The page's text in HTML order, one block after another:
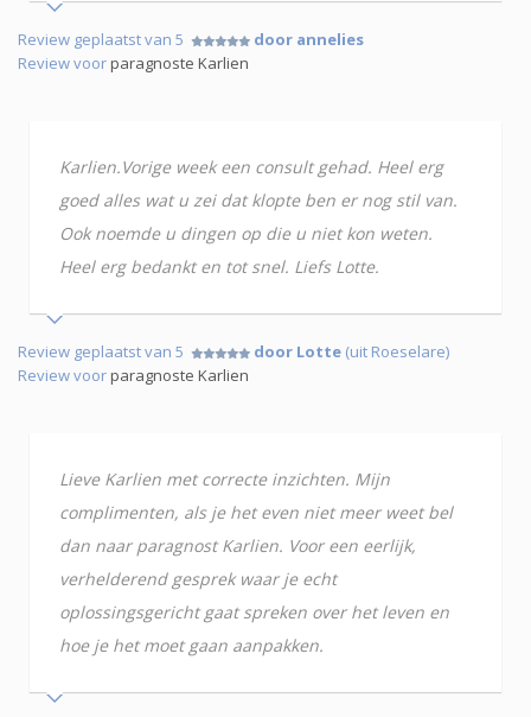
Review geplaatst van 5
door annelies
Review voorparagnoste Karlien
Karlien.Vorige week een consult gehad. Heel erg
goed alles wat u zei dat klopte ben er nog stil van.
Ook noemde u dingen op die u niet kon weten.
Heel erg bedankt en tot snel. Liefs Lotte.
Review geplaatst van 5 door Lotte (uit Roeselare)
Review voorparagnoste Karlien
Lieve Karlien met correcte inzichten. Mijn
complimenten, als je het even niet meer weet bel
dan naar paragnost Karlien. Voor een eerlijk,
verhelderend gesprek waar je echt
oplossingsgericht gaat spreken over het leven en
hoe je het moet gaan aanpakken.